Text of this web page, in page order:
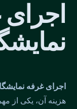
اجرای غرفه
هزینه آن، یکی از